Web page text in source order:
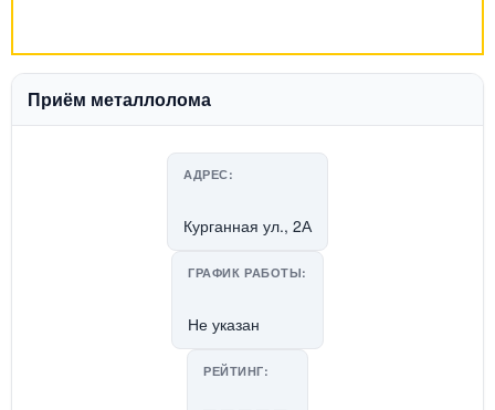
Приём металлолома
АДРЕС:
Курганная ул., 2А
ГРАФИК РАБОТЫ:
Не указан
РЕЙТИНГ: